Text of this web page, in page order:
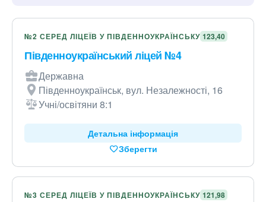
№2 СЕРЕД ЛІЦЕЇВ У ПІВДЕННОУКРАЇНСЬКУ 123,40
Південноукраїнський ліцей №4
Державна
Південноукраїнськ, вул. Незалежності, 16
Учні/освітяни 8:1
Детальна інформація
Зберегти
№3 СЕРЕД ЛІЦЕЇВ У ПІВДЕННОУКРАЇНСЬКУ 121,98